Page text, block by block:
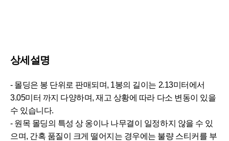
상세설명
- 몰딩은 봉 단위로 판매되며, 1봉의 길이는 2.13미터에서
3.05미터 까지 다양하며, 재고 상황에 따라 다소 변동이 있을
수 있습니다.
- 원목 몰딩의 특성 상 옹이나 나무결이 일정하지 않을 수 있
으며, 간혹 품질이 크게 떨어지는 경우에는 불량 스티커를 부